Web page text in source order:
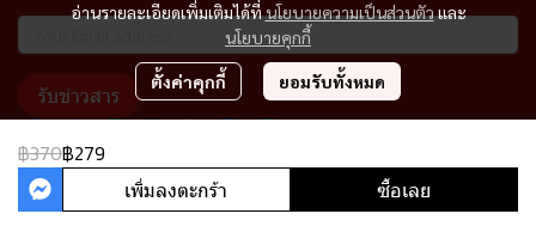
฿370฿279
เพิ่มลงตะกร้า ซื้อเลย
อ่านรายละเอียดเพิ่มเติมได้ที่นโยบายความเป็นส่วนตัวและ
นโยบายคุกกี้
ตั้งค่าคุกกี้ ยอมรับทั้งหมด
รับข่าวสาร
Copyright 2023 | All Rights Reserved | Powered by MWE